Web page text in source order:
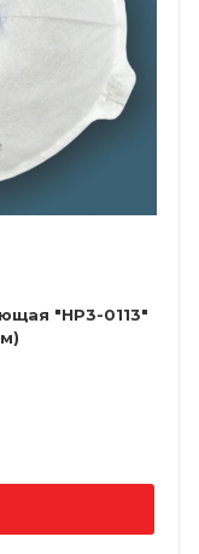
"НР3-0113"